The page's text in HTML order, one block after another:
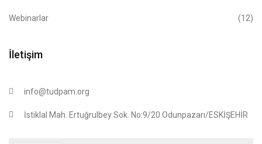
Webinarlar (12)
İletişim
info@tudpam.org
İstiklal Mah. Ertuğrulbey Sok. No:9/20 Odunpazarı/ESKİŞEHİR